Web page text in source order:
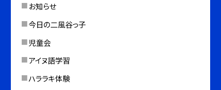
お知らせ
今日の二風谷っ子
児童会
アイヌ語学習
ハララキ体験